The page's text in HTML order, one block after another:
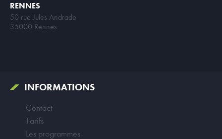
RENNES
50 rue Jules Andrade
35000 Rennes
INFORMATIONS
Contact
Tarifs
Les programmes